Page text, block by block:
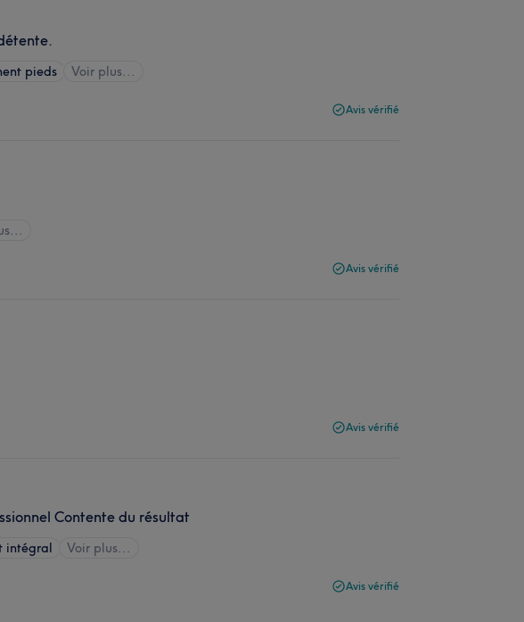
pieds Voir plus...
Avis vérifié
Avis vérifié
Avis vérifié
Contente du résultat
intégral Voir plus...
Avis vérifié